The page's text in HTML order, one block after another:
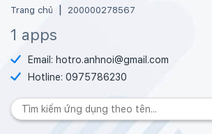
Trang chủ 200000278567
1 apps
Email: hotro.anhnoi@gmail.com
Hotline: 0975786230